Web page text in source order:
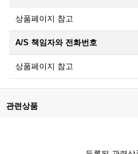
상품페이지 참고
A/S 책임자와 전화번호
상품페이지 참고
관련상품